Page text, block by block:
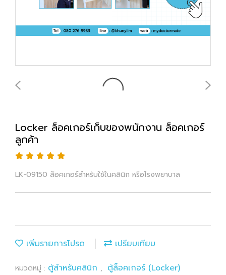
Locker ล็อคเกอร์เก็บของพนักงาน ล็อคเกอร์
ลูกค้า
LK-09150 ล็อคเกอร์สำหรับใช้ในคลินิก หรือโรงพยาบาล
เพิ่มรายการโปรด เปรียบเทียบ
หมวดหมู่ : ตู้สำหรับคลินิก , ตู้ล็อคเกอร์ (Locker)